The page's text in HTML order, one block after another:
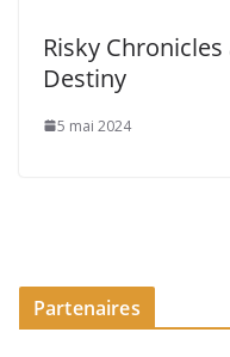
Risky
Destiny
5 mai 2024
Partenaires